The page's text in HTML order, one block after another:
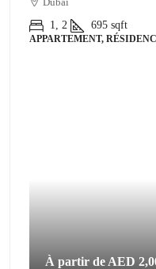
1, 2
695 sqft
APPARTEMENT,
À partir de AED